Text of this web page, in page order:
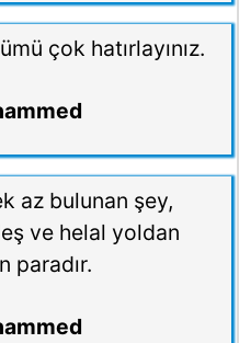
çok hatırlayınız.
az bulunan şey,
ve helal yoldan
paradır.